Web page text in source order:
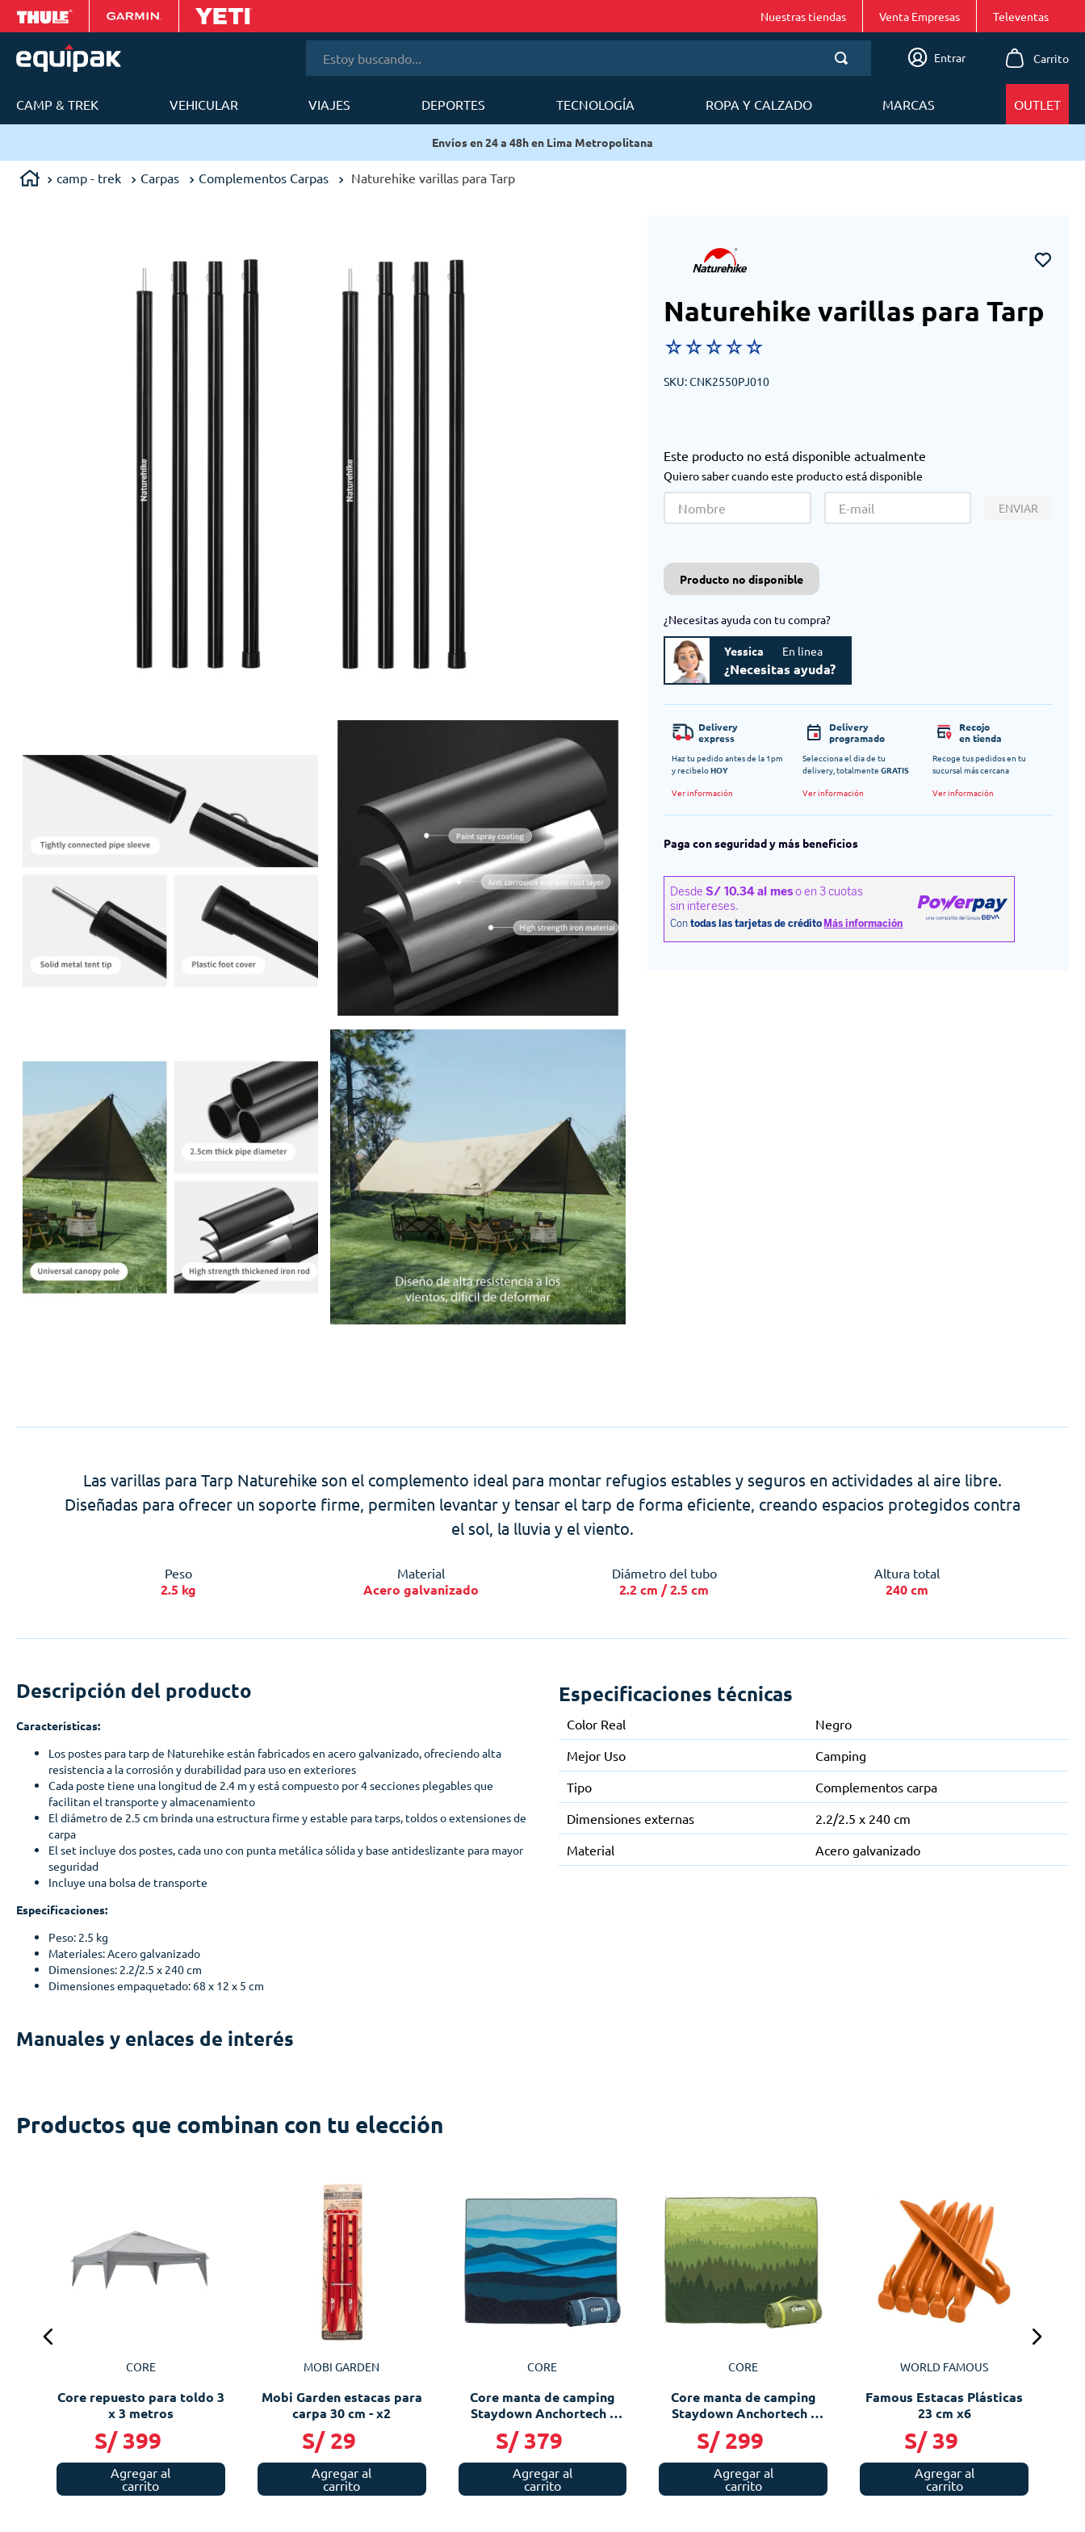
Nuestras tiendas Venta Empresas
Entrar
CAMP & TREK VEHICULAR VIAJES DEPORTES TECNOLOGÍA ROPA Y CALZADO MARCAS OUTLET
Envíos en 24 a 48h en Lima Metropolitana
camp - trek Carpas Complementos Carpas Naturehike varillas para Tarp
Naturehike varillas para Tarp
☆☆☆☆☆
SKU:CNK2550PJ010
Este producto no está disponible actualmente
Quiero saber cuando este producto está disponible
ENVIAR
Producto no disponible
¿Necesitas ayuda con tu compra?
Yessica En linea
¿Necesitas ayuda?
Delivery
express
Haz tu pedido antes de la 1pm
y recibeloHOY
Ver información
Delivery
programado
Selecciona el dia de tu
delivery, totalmente GRATIS
Ver información
Recojo
en tienda
Recoge tus pedidos en tu
sucursal más cercana
Ver información
Paga con seguridad y más beneficios
Las varillas para Tarp Naturehike son el complemento ideal para montar refugios estables y seguros en actividades al aire libre.
Diseñadas para ofrecer un soporte firme, permiten levantar y tensar el tarp de forma eficiente, creando espacios protegidos contra
el sol, la lluvia y el viento.
Peso
2.5 kg
Material
Acero galvanizado
Diámetro del tubo
2.2 cm / 2.5 cm
Altura total
240 cm
Descripción del producto
Características:
Los postes para tarp de Naturehike están fabricados en acero galvanizado, ofreciendo alta
resistencia a la corrosión y durabilidad para uso en exteriores
Cada poste tiene una longitud de 2.4 m y está compuesto por 4 secciones plegables que
facilitan el transporte y almacenamiento
El diámetro de 2.5 cm brinda una estructura firme y estable para tarps, toldos o extensiones de
carpa
El set incluye dos postes, cada uno con punta metálica sólida y base antideslizante para mayor
seguridad
Incluye una bolsa de transporte
Especificaciones:
Peso: 2.5 kg
Materiales: Acero galvanizado
Dimensiones: 2.2/2.5 x 240 cm
Dimensiones empaquetado: 68 x 12 x 5 cm
Manuales y enlaces de interés
Especificaciones técnicas
Color Real
Negro
Mejor Uso
Camping
Tipo
Complementos carpa
Dimensiones externas
2.2/2.5 x 240 cm
Material
Acero galvanizado
Productos que combinan con tu elección
CORE
Core repuesto para toldo 3
x 3 metros
S/ 399
Agregar al
carrito
MOBI GARDEN
Mobi Garden estacas para
carpa 30 cm - x2
S/ 29
Agregar al
carrito
CORE
Core manta de camping
Staydown Anchortech -
Misty Mountains
S/ 379
Agregar al
carrito
CORE
Core manta de camping
Staydown Anchortech -
Evergreen Vista
S/ 299
Agregar al
carrito
WORLD FAMOUS
Famous Estacas Plásticas
23 cm x6
S/ 39
Agregar al
carrito
Términos más buscados
mobi garden
.
sea to summit